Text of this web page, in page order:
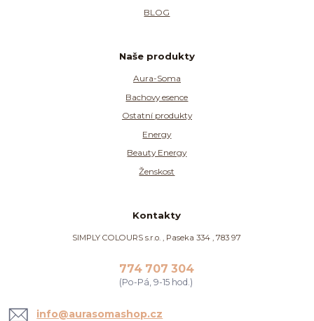
BLOG
Naše produkty
Aura-Soma
Bachovy esence
Ostatní produkty
Energy
Beauty Energy
Ženskost
Kontakty
SIMPLY COLOURS s.r.o. , Paseka 334 , 783 97
774 707 304
(Po-Pá, 9-15 hod.)
info@aurasomashop.cz